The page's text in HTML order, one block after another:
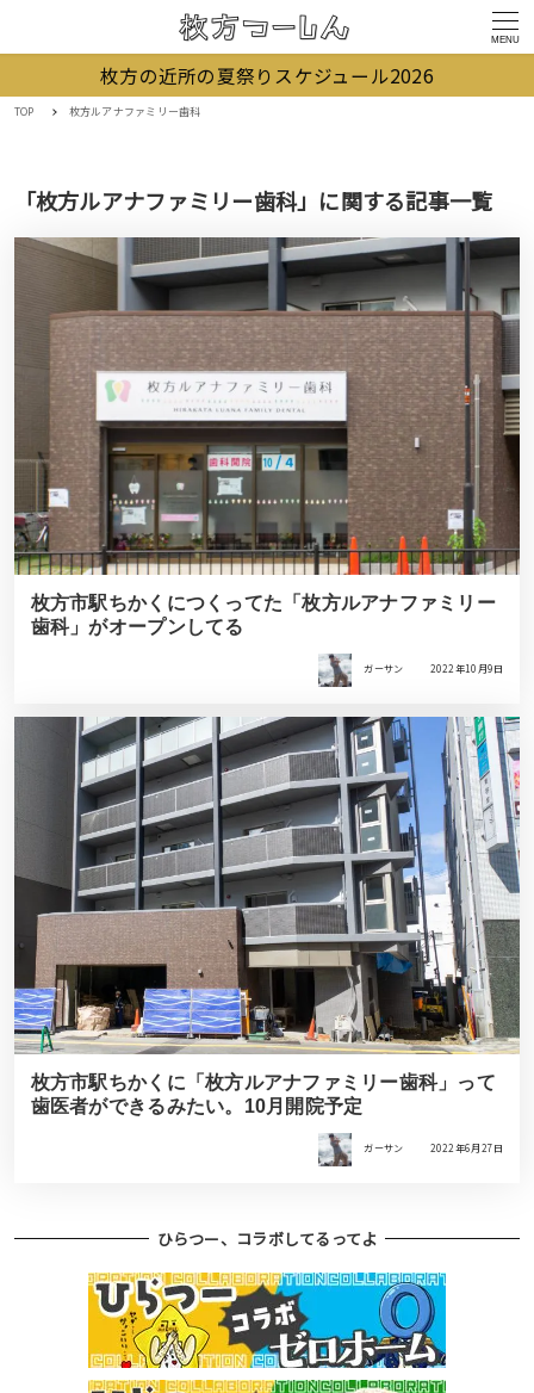
MENU
枚方の近所の夏祭りスケジュール2026
TOP 枚方ルアナファミリー歯科
「枚方ルアナファミリー歯科」に関する記事一覧
枚方市駅ちかくにつくってた「枚方ルアナファミリー
歯科」がオープンしてる
ガーサン 2022年10月9日
枚方市駅ちかくに「枚方ルアナファミリー歯科」って
歯医者ができるみたい。10月開院予定
ガーサン 2022年6月27日
ひらつー、コラボしてるってよ